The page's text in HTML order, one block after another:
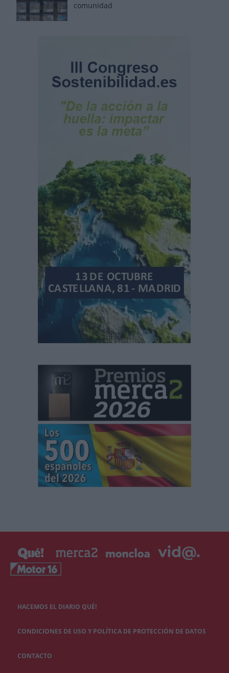
comunidad
HACEMOS EL DIARIO QUÉ!
CONDICIONES DE USO Y POLÍTICA DE PROTECCIÓN DE DATOS
CONTACTO